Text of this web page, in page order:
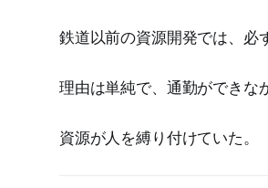
鉄道以前の資源開発では、必
理由は単純で、通勤ができな
資源が人を縛り付けていた。